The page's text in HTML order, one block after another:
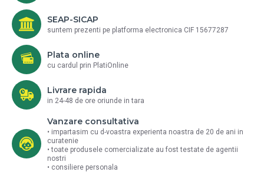
SEAP-SICAP
suntem prezenti pe platforma electronica CIF 15677287
Plata online
cu cardul prin PlatiOnline
Livrare rapida
in 24-48 de ore oriunde in tara
Vanzare consultativa
• impartasim cu d-voastra experienta noastra de 20 de ani in
curatenie
• toate produsele comercializate au fost testate de agentii
nostri
• consiliere personala